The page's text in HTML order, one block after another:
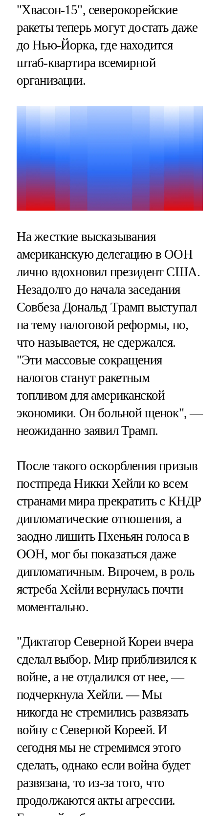
"Хвасон-15", северокорейские
ракеты теперь могут достать даже
до Нью-Йорка, где находится
штаб-квартира всемирной
организации.
На жесткие высказывания
американскую делегацию в ООН
лично вдохновил президент США.
Незадолго до начала заседания
Совбеза Дональд Трамп выступал
на тему налоговой реформы, но,
что называется, не сдержался.
"Эти массовые сокращения
налогов станут ракетным
топливом для американской
экономики. Он больной щенок", —
неожиданно заявил Трамп.
После такого оскорбления призыв
постпреда Никки Хейли ко всем
странами мира прекратить с КНДР
дипломатические отношения, а
заодно лишить Пхеньян голоса в
ООН, мог бы показаться даже
дипломатичным. Впрочем, в роль
ястреба Хейли вернулась почти
моментально.
"Диктатор Северной Кореи вчера
сделал выбор. Мир приблизился к
войне, а не отдалился от нее, —
подчеркнула Хейли. — Мы
никогда не стремились развязать
войну с Северной Кореей. И
сегодня мы не стремимся этого
сделать, однако если война будет
развязана, то из-за того, что
продолжаются акты агрессии.